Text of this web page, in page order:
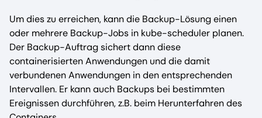
Um dies zu erreichen, kann die Backup-Lösung einen
oder mehrere Backup-Jobs in kube-scheduler planen.
Der Backup-Auftrag sichert dann diese
containerisierten Anwendungen und die damit
verbundenen Anwendungen in den entsprechenden
Intervallen. Er kann auch Backups bei bestimmten
Ereignissen durchführen, z.B. beim Herunterfahren des